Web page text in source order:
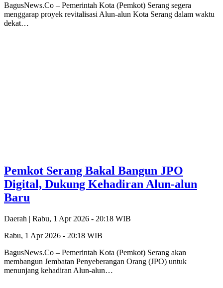
‎BagusNews.Co – Pemerintah Kota (Pemkot) Serang segera
menggarap proyek revitalisasi Alun-alun Kota Serang dalam waktu
dekat…
Pemkot Serang Bakal Bangun JPO
Digital, Dukung Kehadiran Alun-alun
Baru
Daerah | Rabu, 1 Apr 2026 - 20:18 WIB
Rabu, 1 Apr 2026 - 20:18 WIB
BagusNews.Co – Pemerintah Kota (Pemkot) Serang akan
membangun Jembatan Penyeberangan Orang (JPO) untuk
menunjang kehadiran Alun-alun…